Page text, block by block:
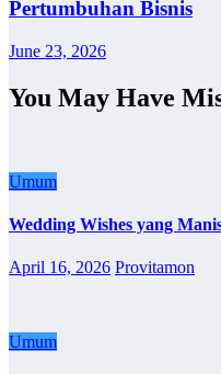
Pertumbuhan Bisnis
June 23, 2026
You May Have
Umum
Wedding Wishes yang
April 16, 2026 Provitamon
Umum